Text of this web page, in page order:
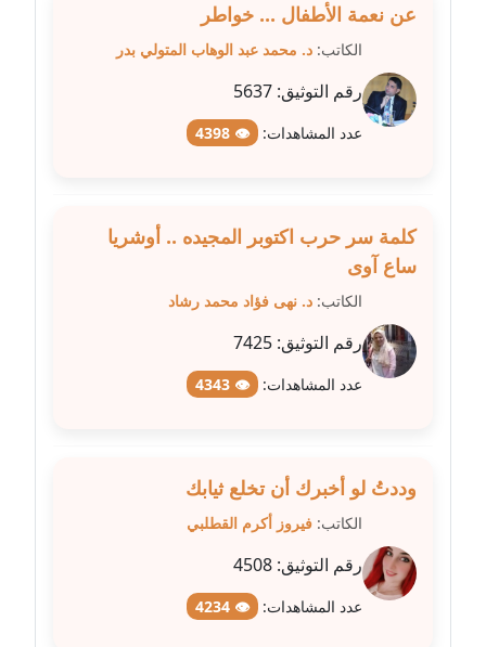
مدونة صفاء فوزي
عاملة
مدونة صفية الجيار
عاملة
مدونة طلبة رضوان
متوفي
مدونة طه ابوزيد
عاملة
مدونة عاصم عرابي
مدونة عبد الحميد ابراهيم
عن نعمة الأطفال ... خواطر
الكاتب: د. محمد عبد الوهاب المتولي بدر
رقم التوثيق: 5637
عدد المشاهدات: 👁 4398
كلمة سر حرب اكتوبر المجيده .. أوشريا
ساع آوى
الكاتب: د. نهى فؤاد محمد رشاد
رقم التوثيق: 7425
عدد المشاهدات: 👁 4343
وددتُ لو أخبرك أن تخلع ثيابك
الكاتب: فيروز أكرم القطلبي
رقم التوثيق: 4508
عدد المشاهدات: 👁 4234